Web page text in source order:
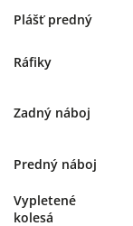
Plášť predný
Ráfiky
Zadný náboj
Predný náboj
Vypletené
kolesá